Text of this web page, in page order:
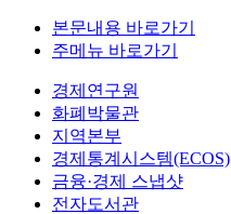
본문내용 바로가기
주메뉴 바로가기
경제연구원
화폐박물관
지역본부
경제통계시스템(ECOS)
금융·경제 스냅샷
전자도서관